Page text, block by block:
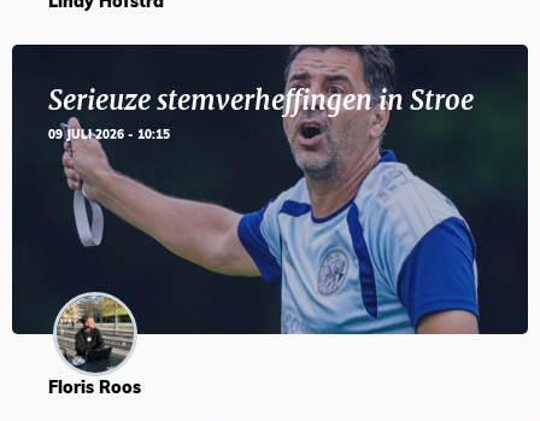
Serieuze stemverheffingen in Stroe
09 JULI 2026 - 10:15
Floris Roos